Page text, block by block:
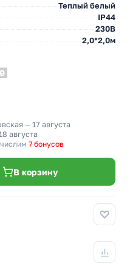
Теплый белый
IP44
230В
2,0*2,0м
— 17 августа
августа
7 бонусов
В корзину